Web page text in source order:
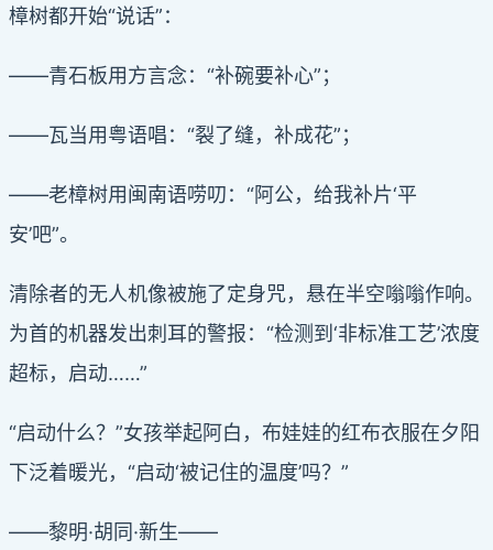
樟树都开始“说话”：
——青石板用方言念：“补碗要补心”；
——瓦当用粤语唱：“裂了缝，补成花”；
——老樟树用闽南语唠叨：“阿公，给我补片‘平
安’吧”。
清除者的无人机像被施了定身咒，悬在半空嗡嗡作响。
为首的机器发出刺耳的警报：“检测到‘非标准工艺’浓度
超标，启动……”
“启动什么？”女孩举起阿白，布娃娃的红布衣服在夕阳
下泛着暖光，“启动‘被记住的温度’吗？”
——黎明·胡同·新生——